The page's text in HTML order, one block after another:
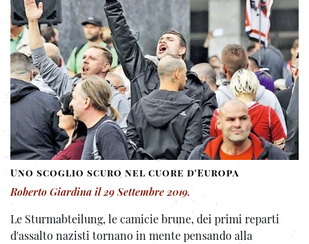
Uno scoglio scuro nel cuore d'Europa
Roberto Giardina il29 Settembre 2019.
Le Sturmabteilung, le camicie brune, dei primi reparti
d'assalto nazisti tornano in mente pensando alla